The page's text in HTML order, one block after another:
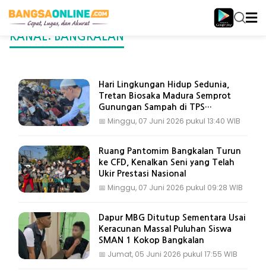
KANAL: BANGKALAN
Hari Lingkungan Hidup Sedunia,
Tretan Biosaka Madura Semprot
Gunungan Sampah di TPS
Bangkalan
📅 Minggu, 07 Juni 2026 pukul 13:40 WIB
Ruang Pantomim Bangkalan Turun
ke CFD, Kenalkan Seni yang Telah
Ukir Prestasi Nasional
📅 Minggu, 07 Juni 2026 pukul 09:28 WIB
Dapur MBG Ditutup Sementara Usai
Keracunan Massal Puluhan Siswa
SMAN 1 Kokop Bangkalan
📅 Jumat, 05 Juni 2026 pukul 17:55 WIB